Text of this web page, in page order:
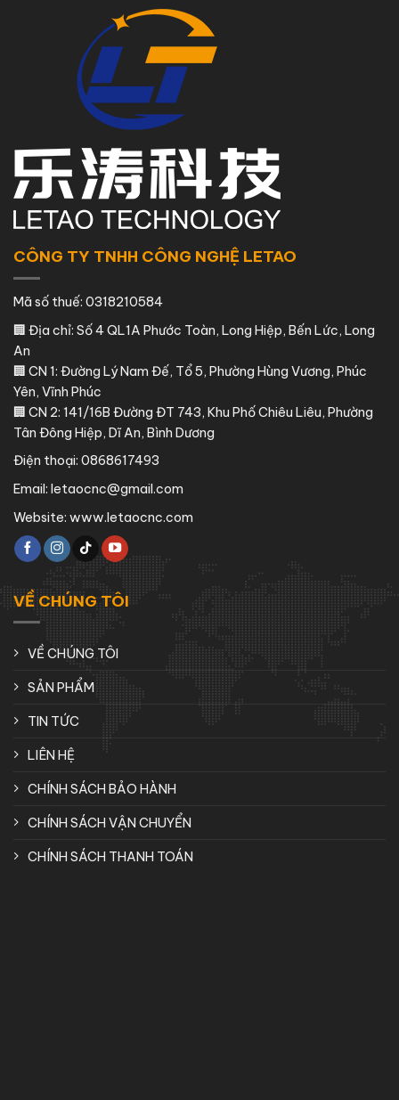
CÔNG TY TNHH CÔNG NGHỆ LETAO
Mã số thuế: 0318210584
🏢 Địa chỉ: Số 4 QL1A Phước Toàn, Long Hiệp, Bến Lức, Long
An
🏢 CN 1: Đường Lý Nam Đế, Tổ 5, Phường Hùng Vương, Phúc
Yên, Vĩnh Phúc
🏢 CN 2: 141/16B Đường ĐT 743, Khu Phố Chiêu Liêu, Phường
Tân Đông Hiệp, Dĩ An, Bình Dương
Điện thoại: 0868617493
Email: letaocnc@gmail.com
Website: www.letaocnc.com
VỀ CHÚNG TÔI
VỀ CHÚNG TÔI
SẢN PHẨM
TIN TỨC
LIÊN HỆ
CHÍNH SÁCH BẢO HÀNH
CHÍNH SÁCH VẬN CHUYỂN
CHÍNH SÁCH THANH TOÁN